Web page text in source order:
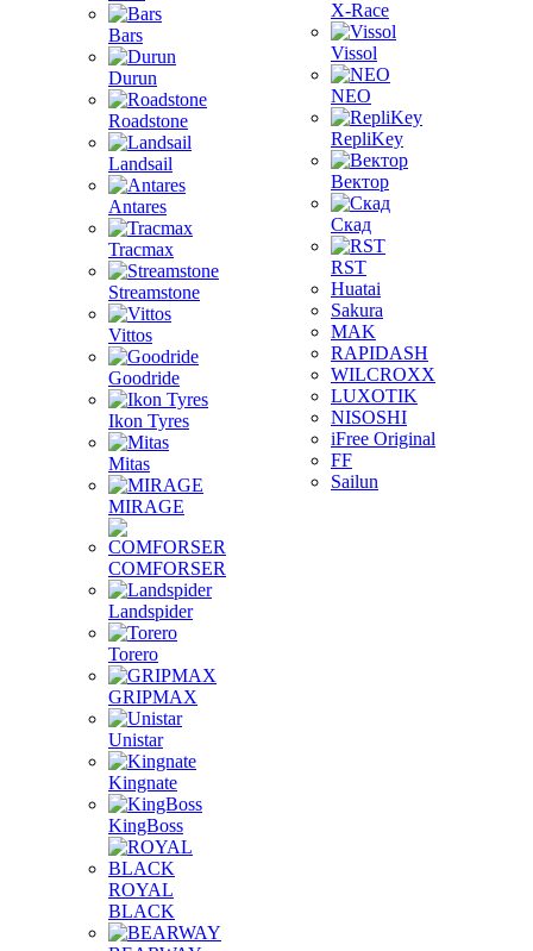
Bars
Durun
Roadstone
Landsail
Antares
Tracmax
Streamstone
Vittos
Goodride
Ikon Tyres
Mitas
MIRAGE
COMFORSER
Landspider
Torero
GRIPMAX
Unistar
Kingnate
KingBoss
ROYAL
BLACK
X-Race
Vissol
NEO
RepliKey
Вектор
Скад
RST
Huatai
Sakura
MAK
RAPIDASH
WILCROXX
LUXOTIK
NISOSHI
iFree Original
FF
Sailun